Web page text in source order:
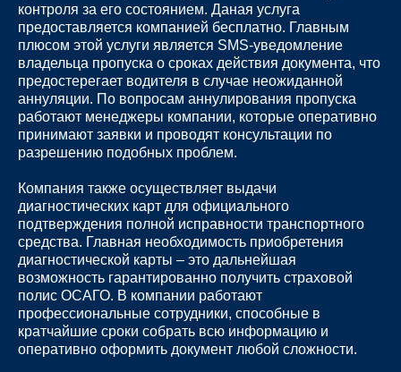
контроля за его состоянием. Даная услуга
предоставляется компанией бесплатно. Главным
плюсом этой услуги является SMS-уведомление
владельца пропуска о сроках действия документа, что
предостерегает водителя в случае неожиданной
аннуляции. По вопросам аннулирования пропуска
работают менеджеры компании, которые оперативно
принимают заявки и проводят консультации по
разрешению подобных проблем.
Компания также осуществляет выдачи
диагностических карт для официального
подтверждения полной исправности транспортного
средства. Главная необходимость приобретения
диагностической карты – это дальнейшая
возможность гарантированно получить страховой
полис ОСАГО. В компании работают
профессиональные сотрудники, способные в
кратчайшие сроки собрать всю информацию и
оперативно оформить документ любой сложности.